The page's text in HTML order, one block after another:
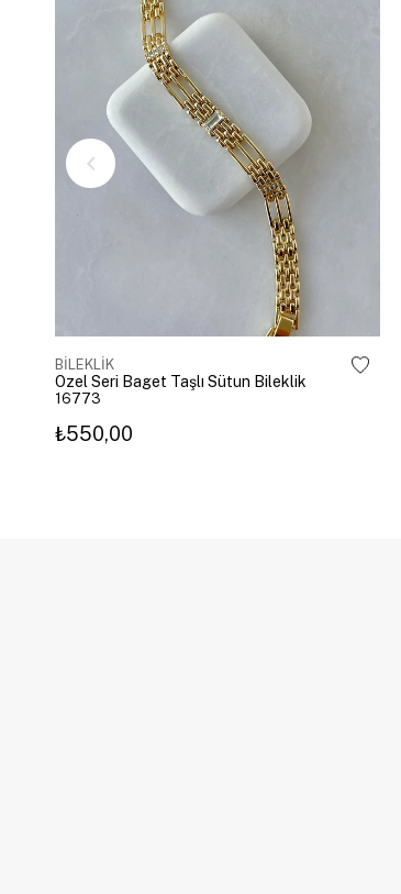
BİLEKLİK
Özel Seri Baget Taşlı Sütun Bileklik
16773
₺550,00